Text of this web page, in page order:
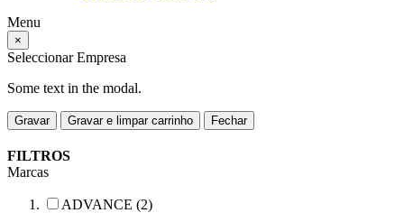
Menu
×
Seleccionar Empresa
Some text in the modal.
Gravar Gravar e limpar carrinho Fechar
FILTROS
Marcas
ADVANCE (2)